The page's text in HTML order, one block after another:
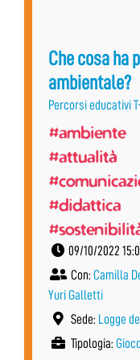
Che cosa ha
ambientale?
Percorsi educativi
#ambiente
#attualità
#didattica
09/10/2022
Con: Camilla
Yuri Galletti
Sede: Logge
Tipologia: